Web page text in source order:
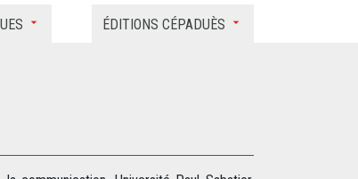
ÉDITIONS CÉPADUÈS